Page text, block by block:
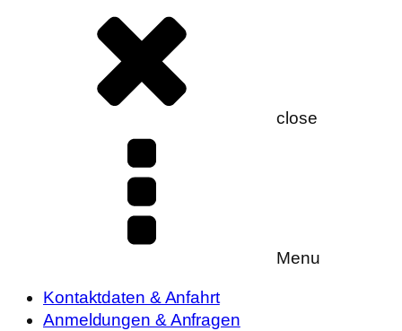
close
Menu
Kontaktdaten & Anfahrt
Anmeldungen & Anfragen